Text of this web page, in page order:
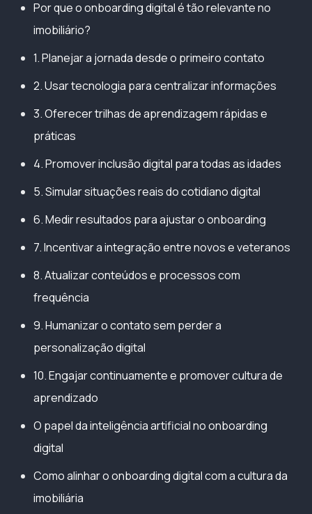
Por que o onboarding digital é tão relevante no
imobiliário?
1. Planejar a jornada desde o primeiro contato
2. Usar tecnologia para centralizar informações
3. Oferecer trilhas de aprendizagem rápidas e
práticas
4. Promover inclusão digital para todas as idades
5. Simular situações reais do cotidiano digital
6. Medir resultados para ajustar o onboarding
7. Incentivar a integração entre novos e veteranos
8. Atualizar conteúdos e processos com
frequência
9. Humanizar o contato sem perder a
personalização digital
10. Engajar continuamente e promover cultura de
aprendizado
O papel da inteligência artificial no onboarding
digital
Como alinhar o onboarding digital com a cultura da
imobiliária